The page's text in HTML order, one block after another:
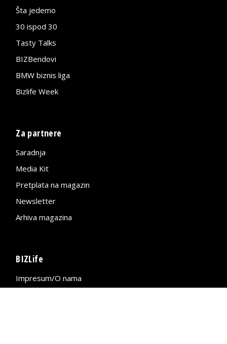
Šta jedemo
30 ispod 30
Tasty Talks
BIZBendovi
BMW biznis liga
Bizlife Week
Za partnere
Saradnja
Media Kit
Pretplata na magazin
Newsletter
Arhiva magazina
BIZLife
Impresum/O nama